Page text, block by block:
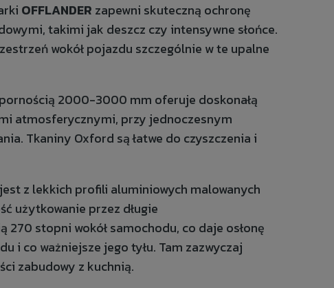
OFFLANDER zapewni skuteczną ochronę
takimi jak deszcz czy intensywne słońce.
wokół pojazdu szczególnie w te upalne
2000-3000 mm oferuje doskonałą
atmosferycznymi, przy jednoczesnym
Tkaniny Oxford są łatwe do czyszczenia i
z lekkich profili aluminiowych malowanych
użytkowanie przez długie
stopni wokół samochodu, co daje osłonę
i co ważniejsze jego tyłu. Tam zazwyczaj
zabudowy z kuchnią.